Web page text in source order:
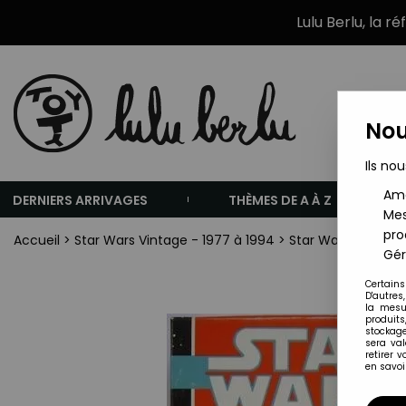
Lulu Berlu, la
DERNIERS ARRIVAGES THÈMES DE A À Z
Accueil > Star Wars Vintage - 1977 à 1994 > Star Wars
Ils
la
sera
retirer
en